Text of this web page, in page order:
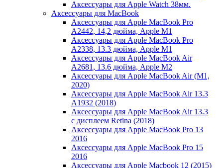
Аксессуары для Apple Watch 38мм.
Аксессуары для MacBook
Аксессуары для Apple MacBook Pro
A2442, 14,2 дюйма, Apple M1
Аксессуары для Apple MacBook Pro
A2338, 13.3 дюйма, Apple M1
Аксессуары для Apple MacBook Air
A2681, 13.6 дюйма, Apple M2
Аксессуары для Apple MacBook Air (M1,
2020)
Аксессуары для Apple MacBook Air 13.3
A1932 (2018)
Аксессуары для Apple MacBook Air 13.3
с дисплеем Retina (2018)
Аксессуары для Apple MacBook Pro 13
2016
Аксессуары для Apple MacBook Pro 15
2016
Аксессуары для Apple Macbook 12 (2015)